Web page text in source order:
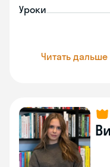
Уроки
Читать дальше